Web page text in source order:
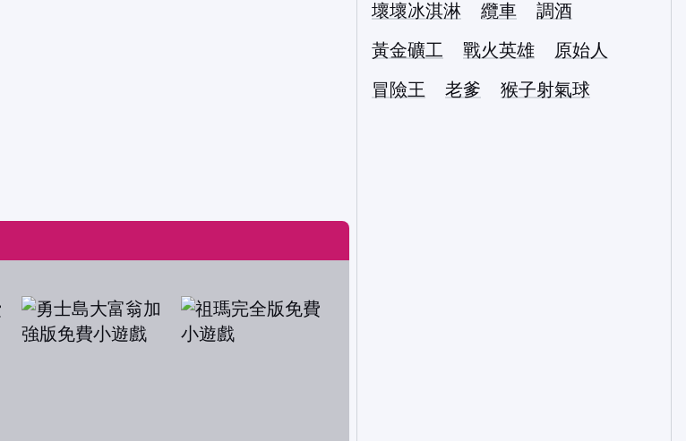
壞壞冰淇淋
纜車
調酒
黃金礦工
戰火英雄
原始人
冒險王
老爹 猴子射氣球